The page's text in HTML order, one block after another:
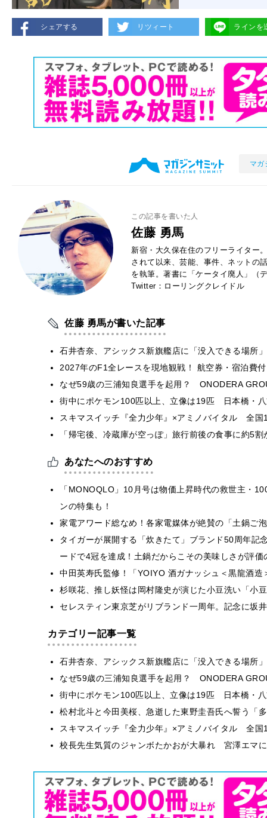
シェアする リツィート ラインを
マガ
この記事を書いた人
佐藤 勇馬
新宿・大久保在住のフリーライター
されて以来、芸能、事件、ネットの
を執筆。著書に「ケータイ廃人」（
Twitter：ローリングクレイドル
佐藤 勇馬が書いた記事
石井杏奈、アシックス新旗艦店に「没入できる場所
2027年のF1全レースを現地観戦！ 航空券・宿泊費
なぜ59歳の三浦知良選手を起用？ ONODERA
街中にポケモン100匹以上、立像は19匹 日本橋・
スキマスイッチ『全力少年』×アミノバイタル 全国
「帰宅後、冷蔵庫が空っぽ」旅行前後の食事に約5
あなたへのおすすめ
「MONOQLO」10月号は物価上昇時代の救世主・
ンの特集も！
家電アワード総なめ！各家電媒体が絶賛の「土鍋ご
タイガーが展開する「炊きたて」ブランド50周年記
ードで4冠を達成！土鍋だからこその美味しさが評価
中田英寿氏監修！「YOIYO 酒ガナッシュ＜黒龍酒
杉咲花、推し妖怪は岡村隆史が演じた小豆洗い「小
セレスティン東京芝がリブランド一周年。記念に坂
カテゴリー記事一覧
石井杏奈、アシックス新旗艦店に「没入できる場所
なぜ59歳の三浦知良選手を起用？ ONODERA
街中にポケモン100匹以上、立像は19匹 日本橋・
松村北斗と今田美桜、急逝した東野圭吾氏へ誓う「
スキマスイッチ『全力少年』×アミノバイタル 全国
校長先生気質のジャンボたかおが大暴れ 宮澤エマ